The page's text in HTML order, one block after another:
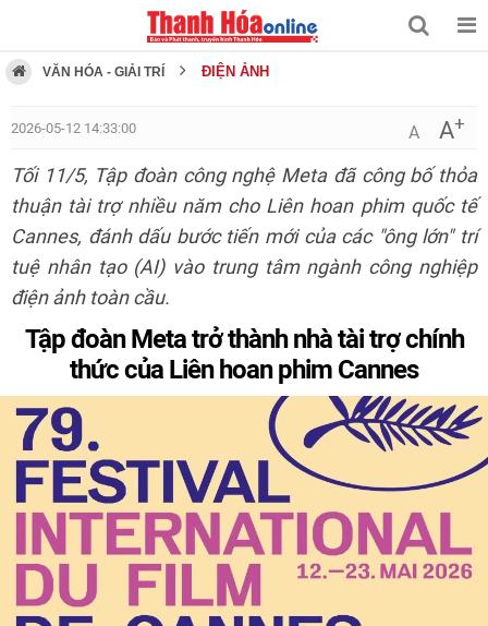
VĂN HÓA - GIẢI TRÍ ĐIỆN ẢNH
2026-05-12 14:33:00 A A+
Tối 11/5, Tập đoàn công nghệ Meta đã công bố thỏa
thuận tài trợ nhiều năm cho Liên hoan phim quốc tế
Cannes, đánh dấu bước tiến mới của các "ông lớn" trí
tuệ nhân tạo (AI) vào trung tâm ngành công nghiệp
điện ảnh toàn cầu.
Tập đoàn Meta trở thành nhà tài trợ chính
thức của Liên hoan phim Cannes